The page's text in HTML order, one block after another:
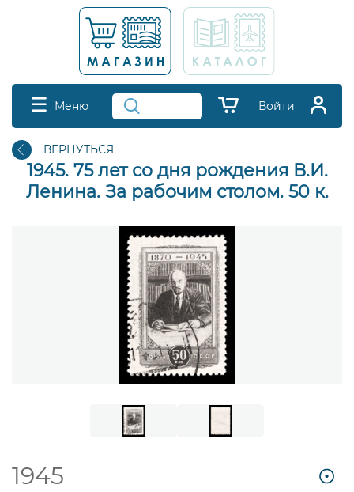
Меню Войти
ВЕРНУТЬСЯ
1945. 75 лет со дня рождения В.И.
Ленина. За рабочим столом. 50 к.
1945